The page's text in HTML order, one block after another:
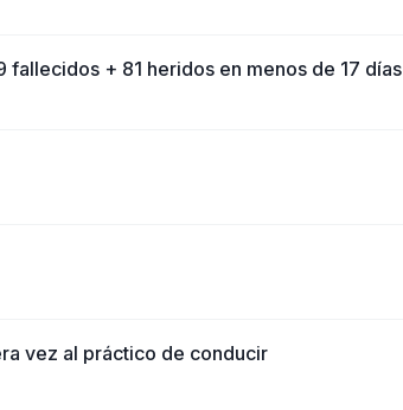
+ 81 heridos en menos de 17 días
vez al práctico de conducir